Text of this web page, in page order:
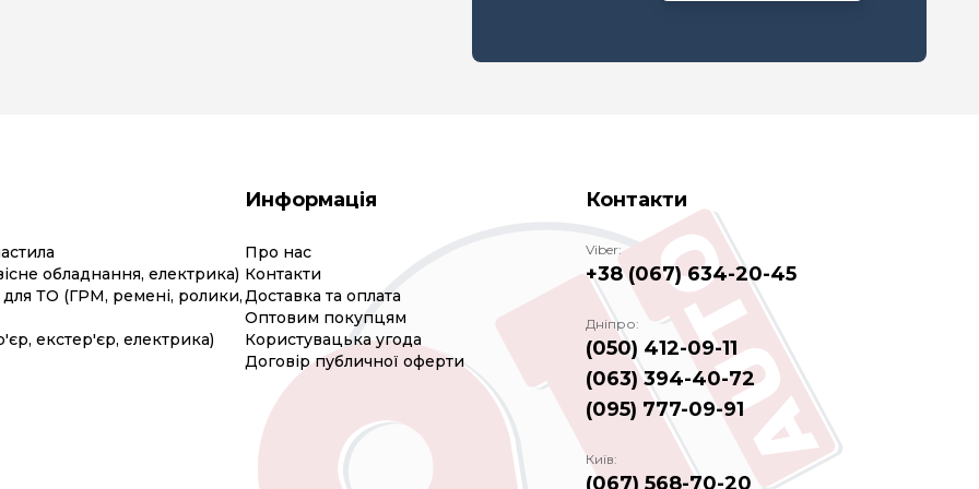
обладнання, електрика)
для ТО (ГРМ, ремені, ролики,
екстер'єр, електрика)
Информація
Про нас
Контакти
Доставка та оплата
Оптовим покупцям
Користувацька угода
Договір публичної оферти
Контакти
Viber:
+38 (067) 634-20-45
Дніпро:
(050) 412-09-11
(063) 394-40-72
(095) 777-09-91
Київ:
(067) 568-70-20